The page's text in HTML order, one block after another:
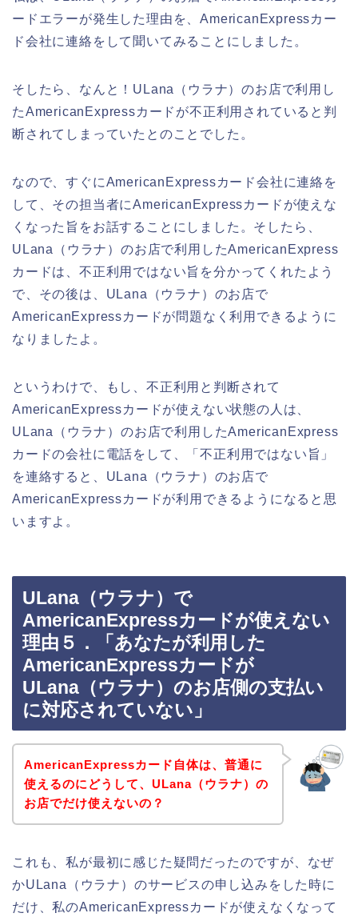
ードエラーが発生した理由を、AmericanExpressカー
ド会社に連絡をして聞いてみることにしました。
そしたら、なんと！ULana（ウラナ）のお店で利用し
たAmericanExpressカードが不正利用されていると判
断されてしまっていたとのことでした。
なので、すぐにAmericanExpressカード会社に連絡を
して、その担当者にAmericanExpressカードが使えな
くなった旨をお話することにしました。そしたら、
ULana（ウラナ）のお店で利用したAmericanExpress
カードは、不正利用ではない旨を分かってくれたよう
で、その後は、ULana（ウラナ）のお店で
AmericanExpressカードが問題なく利用できるように
なりましたよ。
というわけで、もし、不正利用と判断されて
AmericanExpressカードが使えない状態の人は、
ULana（ウラナ）のお店で利用したAmericanExpress
カードの会社に電話をして、「不正利用ではない旨」
を連絡すると、ULana（ウラナ）のお店で
AmericanExpressカードが利用できるようになると思
いますよ。
ULana（ウラナ）で
AmericanExpressカードが使えない
理由５．「あなたが利用した
AmericanExpressカードが
ULana（ウラナ）のお店側の支払い
に対応されていない」
AmericanExpressカード自体は、普通に
使えるのにどうして、ULana（ウラナ）の
お店でだけ使えないの？
これも、私が最初に感じた疑問だったのですが、なぜ
かULana（ウラナ）のサービスの申し込みをした時に
だけ、私のAmericanExpressカードが使えなくなって